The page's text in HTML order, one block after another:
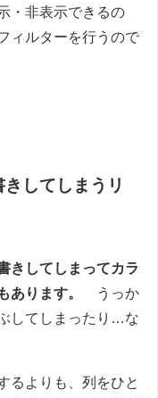
・非表示できるの
ィルターを行うので
してしまうリ
きしてしまってカラ
あります。
うっか
してしまったり…な
るよりも、列をひと